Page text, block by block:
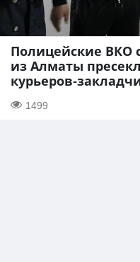
Полицейские ВКО
из Алматы
курьеров-
1499